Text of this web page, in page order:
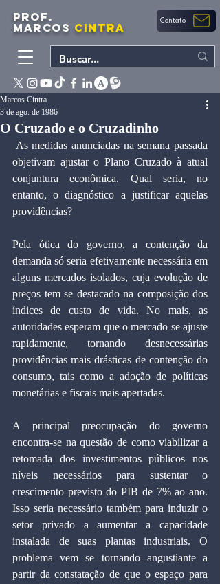
PROF.
MARCOS CINTRA Contato
O Cruzado e o Cruzadinho
Marcos Cintra
3 de ago. de 1986
﻿ As medidas anunciadas na semana passada
objetivam ajustar o Plano Cruzado à atual
conjuntura econômica. Qual seria, no
entanto, o diagnóstico a justificar aquelas
providências?
Pela ótica do governo, a contenção da
demanda só seria efetivamente necessária em
alguns mercados isolados, cuja evolução de
preços tem se destacado na composição dos
índices de custo de vida. No mais, as
autoridades esperam que o mercado se ajuste
rapidamente, tornando desnecessárias
providências mais drásticas de contenção do
consumo, tais como a adoção de políticas
monetárias e fiscais mais apertadas.
A principal preocupação do governo
encontra-se na questão de como viabilizar a
retomada dos investimentos públicos nos
níveis necessários para sustentar o
crescimento previsto do PIB de 7% ao ano.
Isso seria necessário também para induzir o
setor privado a aumentar a capacidade
instalada de suas plantas industriais. O
problema vem se tornando angustiante a
partir da constatação de que o espaço para